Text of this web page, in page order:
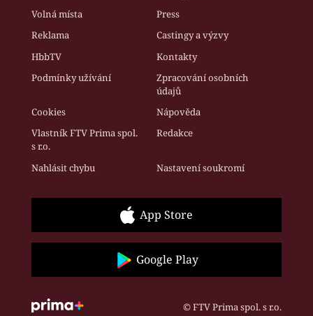
Volná místa
Press
Reklama
Castingy a výzvy
HbbTV
Kontakty
Podmínky užívání
Zpracování osobních
údajů
Cookies
Nápověda
Vlastník FTV Prima spol.
s r.o.
Redakce
Nahlásit chybu Nastavení soukromí
App Store
Google Play
© FTV Prima spol. s r.o.